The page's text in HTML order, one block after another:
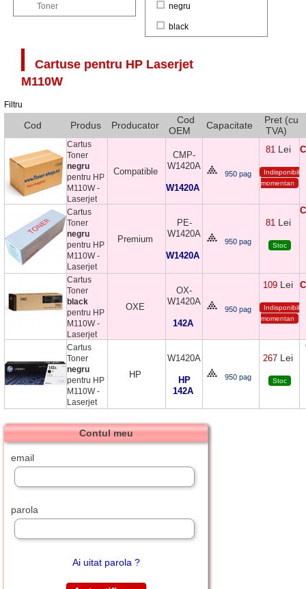
Toner
negru
black
Cartuse pentru HP Laserjet
M110W
Filtru
Cod Produs Producator
Cod
OEM
Capacitate
Pret (cu
TVA)
Cartus
Toner
negru
pentru HP
M110W -
Laserjet
Compatible
CMP-
W1420A
W1420A
950 pag
81 Lei
Indisponibil
momentan
Cartus
Toner
negru
pentru HP
M110W -
Laserjet
Premium
PE-
W1420A
W1420A
950 pag
81 Lei
Stoc
Cartus
Toner
black
pentru HP
M110W -
Laserjet
OXE
OX-
W1420A
142A
950 pag
109 Lei
Indisponibil
momentan
Cartus
Toner
negru
pentru HP
M110W -
Laserjet
HP
W1420A
HP
142A
950 pag
267 Lei
Stoc
Contul meu
email
parola
Ai uitat parola ?